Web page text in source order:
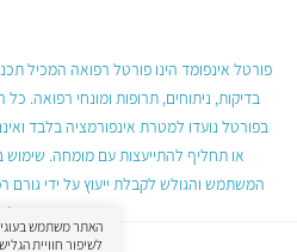
פורטל אינפומד הינו פורטל רפואה המכיל
בדיקות, ניתוחים, תרופות ומונחי רפואה.
בפורטל נועדו למטרת אינפורמציה בלבד
או תחליף להתייעצות עם מומחה. שימוש
המשתמש והגולש לקבלת ייעוץ על ידי גורם
בפורטל.
לשיפור חוויית